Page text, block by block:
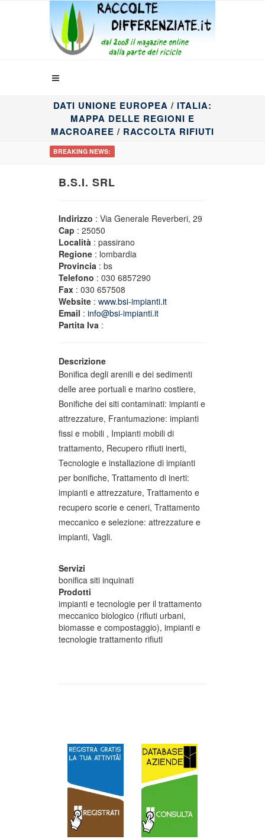
DATI UNIONE EUROPEA / ITALIA:
MAPPA DELLE REGIONI E
MACROAREE / RACCOLTA RIFIUTI
BREAKING NEWS:
B.S.I. SRL
Indirizzo : Via Generale Reverberi, 29
Cap : 25050
Località : passirano
Regione : lombardia
Provincia : bs
Telefono : 030 6857290
Fax : 030 657508
Website : www.bsi-impianti.it
Email : info@bsi-impianti.it
Partita Iva :
Descrizione
Bonifica degli arenili e dei sedimenti
delle aree portuali e marino costiere,
Bonifiche dei siti contaminati: impianti e
attrezzature, Frantumazione: impianti
fissi e mobili , Impianti mobili di
trattamento, Recupero rifiuti inerti,
Tecnologie e installazione di impianti
per bonifiche, Trattamento di inerti:
impianti e attrezzature, Trattamento e
recupero scorie e ceneri, Trattamento
meccanico e selezione: attrezzature e
impianti, Vagli.
Servizi
bonifica siti inquinati
Prodotti
impianti e tecnologie per il trattamento
meccanico biologico (rifiuti urbani,
biomasse e compostaggio), impianti e
tecnologie trattamento rifiuti